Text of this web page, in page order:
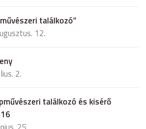
találkozó”
12.
2.
találkozó és kisérő